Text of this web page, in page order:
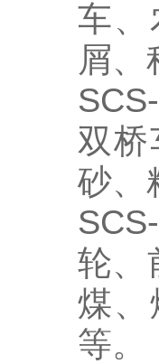
车、
屑、
双
砂、
轮、
煤、
等。